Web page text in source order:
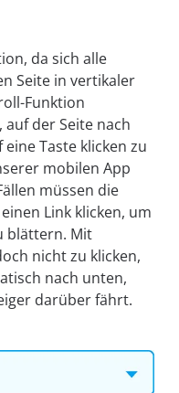
da sich alle
Seite in vertikaler
Funktion
der Seite nach
Taste klicken zu
mobilen App
müssen die
Link klicken, um
blättern. Mit
nicht zu klicken,
nach unten,
darüber fährt.